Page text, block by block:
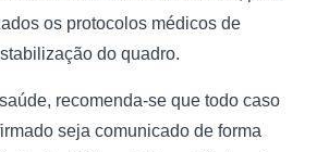
os protocolos médicos de
do quadro.
recomenda-se que todo caso
seja comunicado de forma